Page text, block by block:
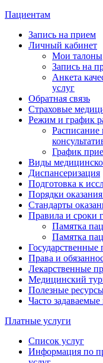
Пациентам
Запись на прием
Личный кабинет
Мои талоны
Запись на
Анкета
услуг
Обратная связь
Страховые
Режим и график
Расписание
График
Виды
Диспансеризация
Подготовка к
Порядки
Стандарты
Правила и сроки
Памятка
Памятка
Права и
Лекарственные
Медицинский
Полезные
Часто
Платные услуги
Список услуг
Информация по